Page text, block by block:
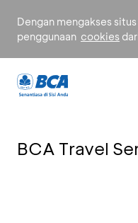
Dengan mengakses
penggunaan cookies
BCA Travel